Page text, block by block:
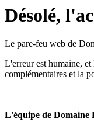
Désolé,
Le pare-feu web de
L'erreur est humaine,
complémentaires et la
L'équipe de Domaine